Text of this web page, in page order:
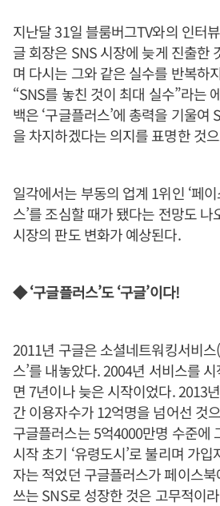
지난달 31일 블룸버그TV와의 인터
글 회장은 SNS 시장에 늦게 진출한
며 다시는 그와 같은 실수를 반복하
“SNS를 놓친 것이 최대 실수”라는
백은 ‘구글플러스’에 총력을 기울여
을 차지하겠다는 의지를 표명한 것
일각에서는 부동의 업계 1위인 ‘페이
스’를 조심할 때가 됐다는 전망도
시장의 판도 변화가 예상된다.
◆ ‘구글플러스’도 ‘구글’이다!
2011년 구글은 소셜네트워킹서비스
스’를 내놓았다. 2004년 서비스를
면 7년이나 늦은 시작이었다. 2013
간 이용자수가 12억명을 넘어선 것
구글플러스는 5억4000만명 수준에
시작 초기 ‘유령도시’로 불리며 가
자는 적었던 구글플러스가 페이스
쓰는 SNS로 성장한 것은 고무적이